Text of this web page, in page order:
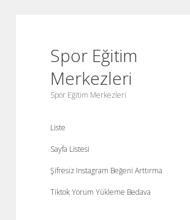
Spor Eğitim
Merkezleri
Spor Eğitim Merkezleri
Liste
Sayfa Listesi
Şifresiz Instagram Beğeni Arttırma
Tiktok Yorum Yükleme Bedava